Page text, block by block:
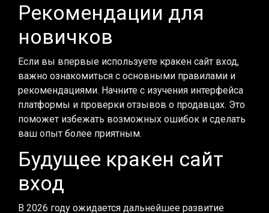
Рекомендации для
новичков
Если вы впервые используете кракен сайт вход,
важно ознакомиться с основными правилами и
рекомендациями. Начните с изучения интерфейса
платформы и проверки отзывов о продавцах. Это
поможет избежать возможных ошибок и сделать
ваш опыт более приятным.
Будущее кракен сайт
вход
В 2026 году ожидается дальнейшее развитие